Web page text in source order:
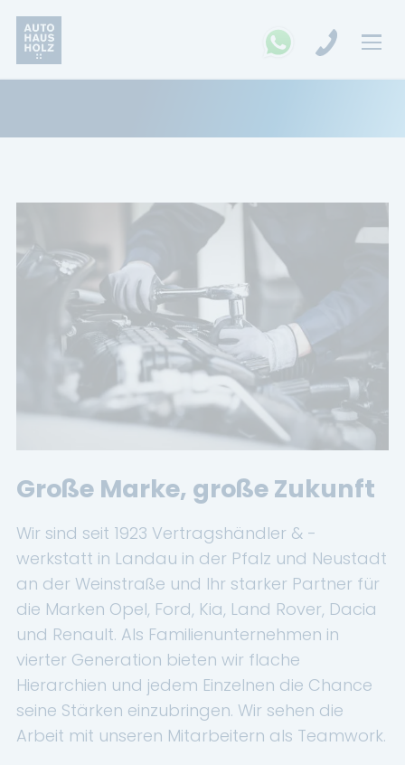
Opel
Ford
Land Rover
Renault
Dacia
BYD
SERVICE
AutoAbo
Gewerbekunden
Probefahrt
Mietwagen
Ankauf
Große Marke, große Zukunft
Wir sind seit 1923 Vertragshändler & -
werkstatt in Landau in der Pfalz und Neustadt
an der Weinstraße und Ihr starker Partner für
die Marken Opel, Ford, Kia, Land Rover, Dacia
und Renault. Als Familienunternehmen in
vierter Generation bieten wir flache
Hierarchien und jedem Einzelnen die Chance
seine Stärken einzubringen. Wir sehen die
Arbeit mit unseren Mitarbeitern als Teamwork.